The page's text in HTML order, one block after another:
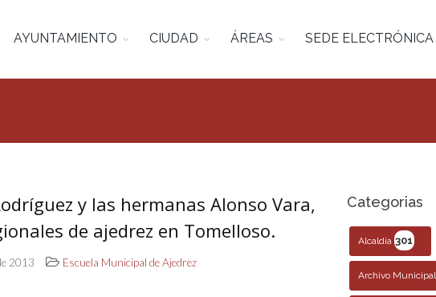
AYUNTAMIENTO CIUDAD ÁREAS SEDE ELECTRÓNICA
y las hermanas Alonso Vara,
de ajedrez en Tomelloso.
2013 Escuela Municipal de Ajedrez
Categorias
Alcaldía 301
Archivo Municipal